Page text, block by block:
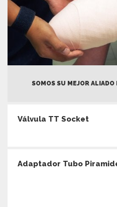
SOMOS SU MEJOR
Válvula TT Socket
Adaptador Tubo